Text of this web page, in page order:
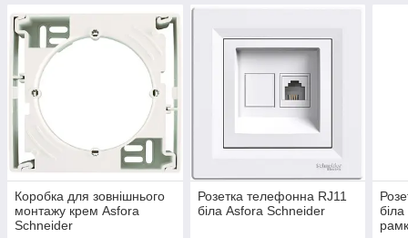
Коробка для зовнішнього
монтажу крем Asfora
Schneider
Розетка телефонна RJ11
біла Asfora Schneider